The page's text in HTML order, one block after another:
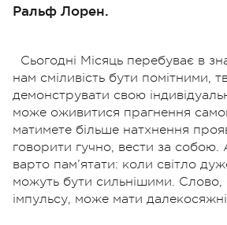
Ральф Лорен.
Сьогодні Місяць перебуває в
нам сміливість бути помітними,
демонструвати свою
може оживитися прагнення
матимете більше натхнення
говорити гучно, вести за собою.
варто пам’ятати: коли світло
можуть бути сильнішими. Слово,
імпульсу, може мати